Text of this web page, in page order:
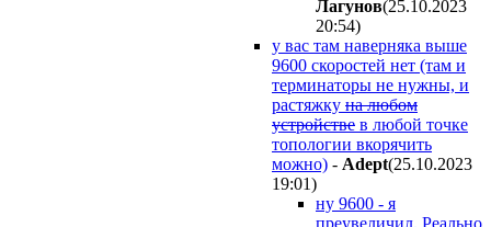
Лaгyнoв(25.10.2023
20:54)
у вас там наверняка выше
9600 скоростей нет (там и
терминаторы не нужны, и
растяжку на любом
устройстве в любой точке
топологии вкорячить
можно) - Adept(25.10.2023
19:01)
ну 9600 - я
преувеличил. Реально